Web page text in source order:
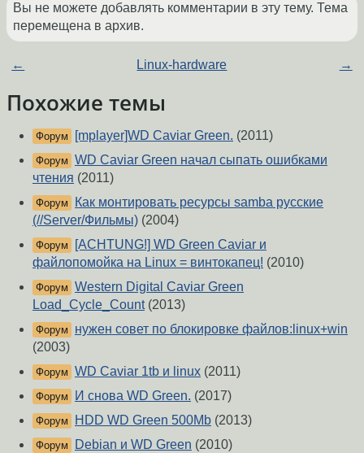
Вы не можете добавлять комментарии в эту тему. Тема
перемещена в архив.
← Linux-hardware →
Похожие темы
Форум [mplayer]WD Caviar Green. (2011)
Форум WD Caviar Green начал сыпать ошибками
чтения (2011)
Форум
Как монтировать ресурсы samba русские
(//Server/Фильмы) (2004)
Форум
[ACHTUNG!] WD Green Caviar и
файлопомойка на Linux = винтокапец! (2010)
Форум Western Digital Caviar Green
Load_Cycle_Count(2013)
Форум
нужен совет по блокировке файлов:linux+win
(2003)
Форум WD Caviar 1tb и linux (2011)
Форум И снова WD Green. (2017)
Форум HDD WD Green 500Mb (2013)
Форум Debian и WD Green (2010)